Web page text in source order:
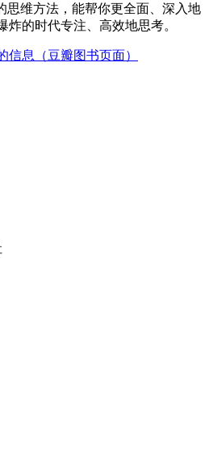
思维方法，能帮你更全面、深入地
的时代专注、高效地思考。
信息（豆瓣图书页面）